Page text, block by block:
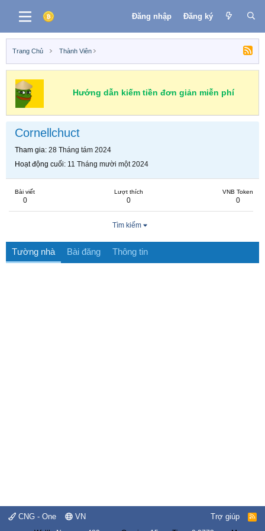
Đăng nhập Đăng ký
Trang Chủ Thành Viên
Hướng dẫn kiếm tiền đơn giản miễn phí
Cornellchuct
Tham gia 28 Tháng tám 2024
Hoạt động cuối 11 Tháng mười một 2024
Bài viết
0
Lượt thích
0
VNB Token
0
Tìm kiếm
Tường nhà Bài đăng Thông tin
CNG - One VN Trợ giúp
R